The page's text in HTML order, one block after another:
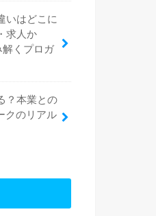
いはどこに
求人か
解くプロガ
？本業との
クのリアル